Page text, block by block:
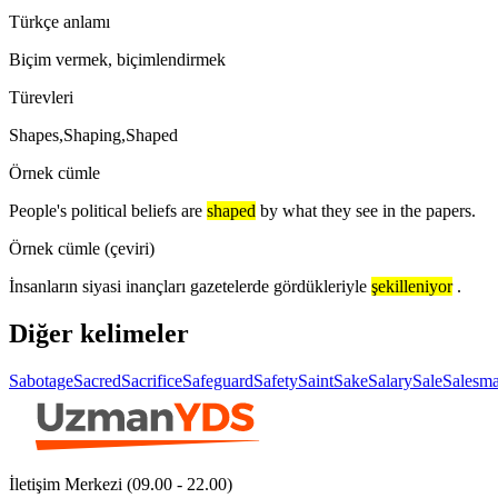
Türkçe anlamı
Biçim vermek, biçimlendirmek
Türevleri
Shapes,Shaping,Shaped
Örnek cümle
People's political beliefs are shaped by what they see in the papers.
Örnek cümle (çeviri)
İnsanların siyasi inançları gazetelerde gördükleriyle şekilleniyor .
Diğer kelimeler
SabotageSacredSacrificeSafeguardSafetySaintSakeSalarySale
İletişim Merkezi (09.00 - 22.00)